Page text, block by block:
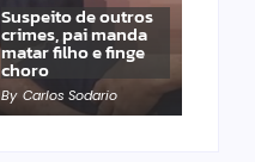
Suspeito de outros
crimes, pai manda
matar filho e finge
choro
By Carlos Sodario